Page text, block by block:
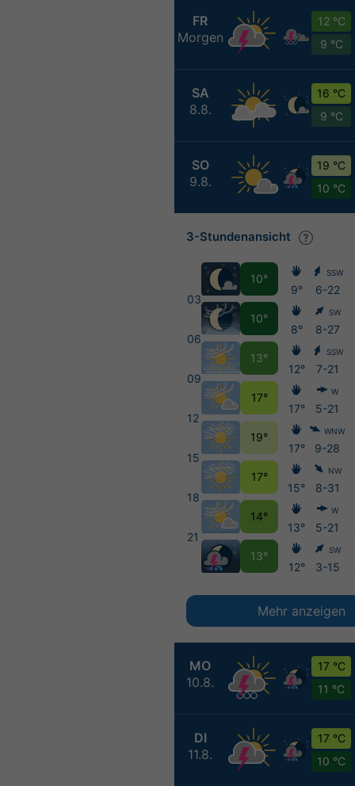
FR
Morgen
12 °C
9 °C
SA
8.8.
16 °C
9 °C
SO
9.8.
19 °C
10 °C
MO
10.8.
17 °C
11 °C
DI
11.8.
17 °C
10 °C
3-Stundenansicht
03
06
09
12
15
18
21
10°
10°
13°
17°
19°
17°
14°
13°
9°
8°
12°
17°
17°
15°
13°
12°
SSW
6-22
SW
8-27
SSW
7-21
W
5-21
WNW
9-28
NW
8-31
W
5-21
SW
3-15
Mehr anzeigen